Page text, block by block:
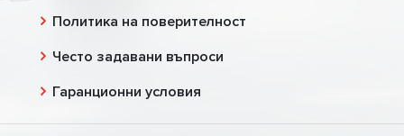
Политика на поверителност
Често задавани въпроси
Гаранционни условия